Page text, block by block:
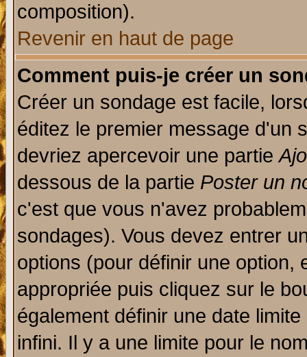
composition).
Revenir en haut de page
Comment puis-je créer un
Créer un sondage est facile,
éditez le premier message d'un
devriez apercevoir une partie
dessous de la partie Poster un
c'est que vous n'avez
sondages). Vous devez entrer
options (pour définir une option,
appropriée puis cliquez sur le
également définir une date
infini. Il y a une limite pour le